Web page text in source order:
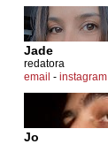
Jade
redatora
email - instagram
Jo